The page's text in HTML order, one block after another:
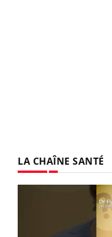
LA CHAÎNE SANTÉ